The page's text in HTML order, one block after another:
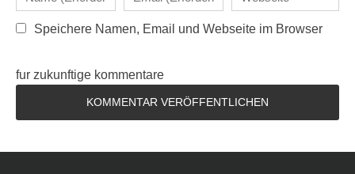
Speichere Namen, Email und Webseite im Browser
fur zukunftige kommentare